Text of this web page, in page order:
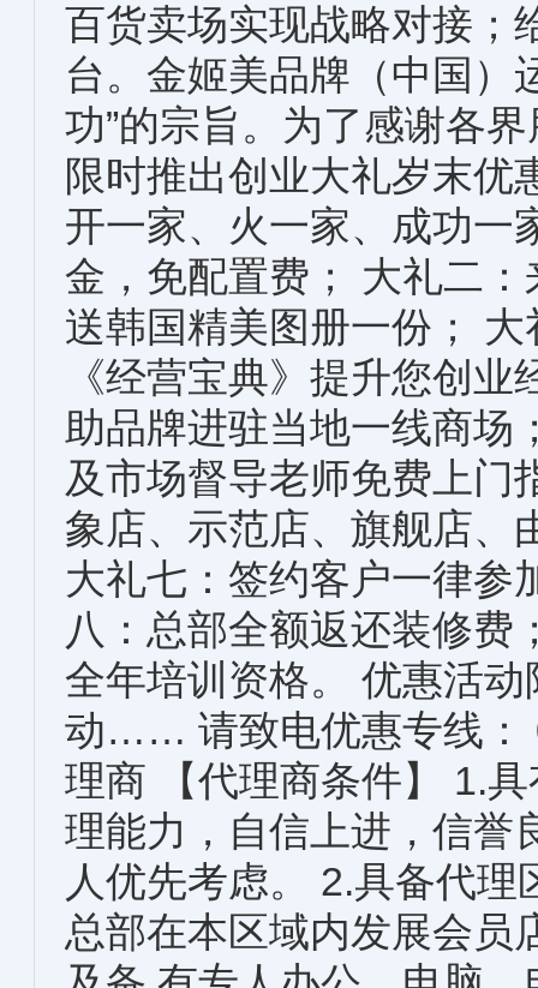
百货卖场实现战略对接；
台。金姬美品牌（中国）
功”的宗旨。为了感谢各
限时推出创业大礼岁末优
开一家、火一家、成功一
金，免配置费； 大礼二
送韩国精美图册一份；
《经营宝典》提升您创
助品牌进驻当地一线商场
及市场督导老师免费上门
象店、示范店、旗舰店、
大礼七：签约客户一律参
八：总部全额返还装修费
全年培训资格。 优惠活
动…… 请致电优惠专线：
理商 【代理商条件】 1.
理能力，自信上进，信誉
人优先考虑。 2.具备代
总部在本区域内发展会员